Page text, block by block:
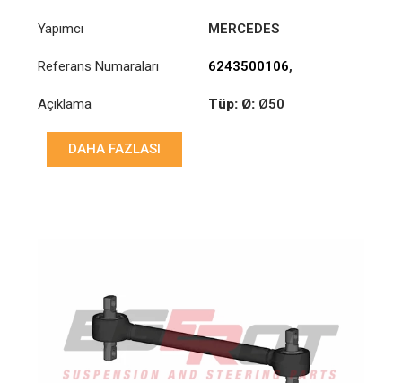
Yapımcı MERCEDES
Referans Numaraları 6243500106,
6593503506
Açıklama Tüp: Ø: Ø50
DAHA FAZLASI